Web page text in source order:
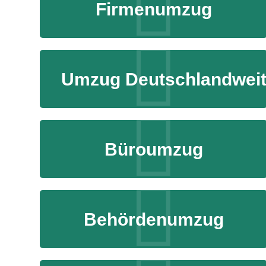
Firmenumzug
Umzug
Büroumzug
Behördenumzug